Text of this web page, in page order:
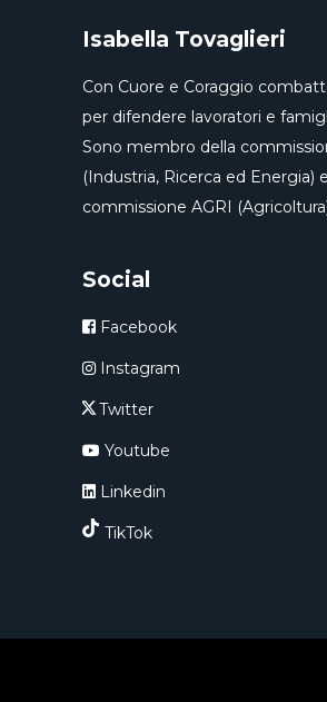
Isabella Tovaglieri
Con Cuore e Coraggio
per difendere lavoratori e
Sono membro della
(Industria, Ricerca ed Energia)
commissione AGRI
Social
Facebook
Instagram
Twitter
Youtube
Linkedin
TikTok